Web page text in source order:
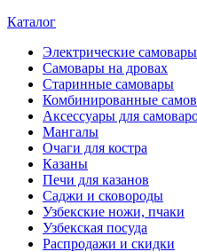
Каталог
Электрические самовары
Cамовары на дровах
Старинные самовары
Комбинированные
Аксессуары для
Мангалы
Очаги для костра
Казаны
Печи для казанов
Саджи и сковороды
Узбекские ножи, пчаки
Узбекская посуда
Распродажи и скидки